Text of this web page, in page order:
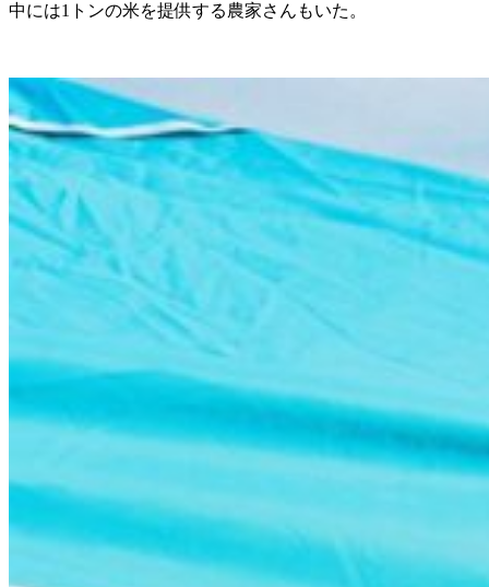
中には1トンの米を提供する農家さんもいた。